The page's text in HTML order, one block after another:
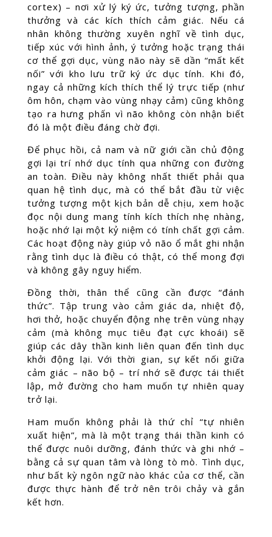
cortex) – nơi xử lý ký ức, tưởng tượng, phần
thưởng và các kích thích cảm giác. Nếu cá
nhân không thường xuyên nghĩ về tình dục,
tiếp xúc với hình ảnh, ý tưởng hoặc trạng thái
cơ thể gợi dục, vùng não này sẽ dần “mất kết
nối” với kho lưu trữ ký ức dục tính. Khi đó,
ngay cả những kích thích thể lý trực tiếp (như
ôm hôn, chạm vào vùng nhạy cảm) cũng không
tạo ra hưng phấn vì não không còn nhận biết
đó là một điều đáng chờ đợi.
Để phục hồi, cả nam và nữ giới cần chủ động
gợi lại trí nhớ dục tính qua những con đường
an toàn. Điều này không nhất thiết phải qua
quan hệ tình dục, mà có thể bắt đầu từ việc
tưởng tượng một kịch bản dễ chịu, xem hoặc
đọc nội dung mang tính kích thích nhẹ nhàng,
hoặc nhớ lại một kỷ niệm có tính chất gợi cảm.
Các hoạt động này giúp vỏ não ổ mắt ghi nhận
rằng tình dục là điều có thật, có thể mong đợi
và không gây nguy hiểm.
Đồng thời, thân thể cũng cần được “đánh
thức”. Tập trung vào cảm giác da, nhiệt độ,
hơi thở, hoặc chuyển động nhẹ trên vùng nhạy
cảm (mà không mục tiêu đạt cực khoái) sẽ
giúp các dây thần kinh liên quan đến tình dục
khởi động lại. Với thời gian, sự kết nối giữa
cảm giác – não bộ – trí nhớ sẽ được tái thiết
lập, mở đường cho ham muốn tự nhiên quay
trở lại.
Ham muốn không phải là thứ chỉ “tự nhiên
xuất hiện”, mà là một trạng thái thần kinh có
thể được nuôi dưỡng, đánh thức và ghi nhớ –
bằng cả sự quan tâm và lòng tò mò. Tình dục,
như bất kỳ ngôn ngữ nào khác của cơ thể, cần
được thực hành để trở nên trôi chảy và gắn
kết hơn.